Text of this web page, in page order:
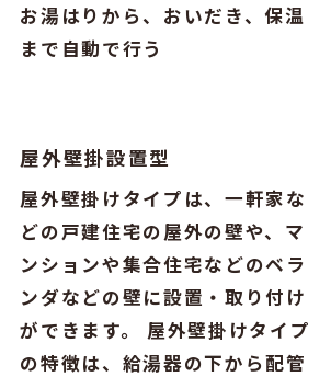
お湯はりから、おいだき、保温
まで自動で行う
屋外壁掛設置型
屋外壁掛けタイプは、一軒家な
どの戸建住宅の屋外の壁や、マ
ンションや集合住宅などのベラ
ンダなどの壁に設置・取り付け
ができます。 屋外壁掛けタイプ
の特徴は、給湯器の下から配管